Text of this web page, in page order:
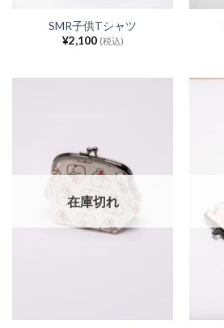
SMR子供Tシャツ
¥2,100 (税込)
在庫切れ